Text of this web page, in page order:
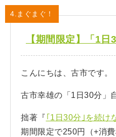
4.まぐまぐ！
【期間限定】「1
こんにちは、古市です。
古市幸雄の「1日30
拙著『 ｢1日30分｣を続け
期間限定で250円（+消